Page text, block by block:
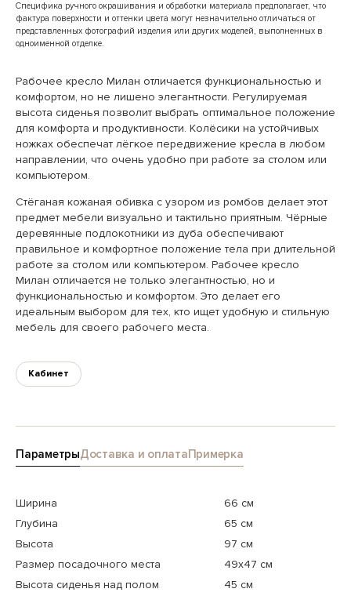
Специфика ручного окрашивания и обработки материала предполагает, что
фактура поверхности и оттенки цвета могут незначительно отличаться от
представленных фотографий изделия или других моделей, выполненных в
одноименной отделке.
Рабочее кресло Милан отличается функциональностью и
комфортом, но не лишено элегантности. Регулируемая
высота сиденья позволит выбрать оптимальное положение
для комфорта и продуктивности. Колёсики на устойчивых
ножках обеспечат лёгкое передвижение кресла в любом
направлении, что очень удобно при работе за столом или
компьютером.
Стёганая кожаная обивка с узором из ромбов делает этот
предмет мебели визуально и тактильно приятным. Чёрные
деревянные подлокотники из дуба обеспечивают
правильное и комфортное положение тела при длительной
работе за столом или компьютером. Рабочее кресло
Милан отличается не только элегантностью, но и
функциональностью и комфортом. Это делает его
идеальным выбором для тех, кто ищет удобную и стильную
мебель для своего рабочего места.
Кабинет
ПараметрыДоставка и оплатаПримерка
Ширина
66 см
Глубина
65 см
Высота
97 см
Размер посадочного места
49x47 см
Высота сиденья над полом
45 см